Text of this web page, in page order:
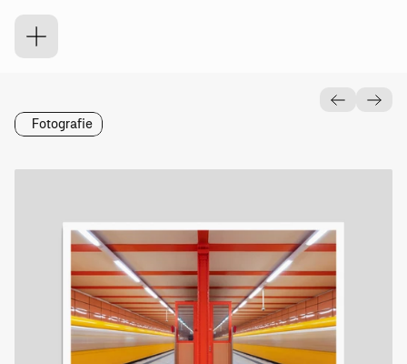
U5
Fotografie
2022